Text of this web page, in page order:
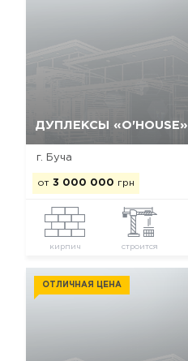
ДУПЛЕКСЫ «O'HOUSE»
г. Буча
от 3 000 000 грн
кирпич строится
ОТЛИЧНАЯ ЦЕНА